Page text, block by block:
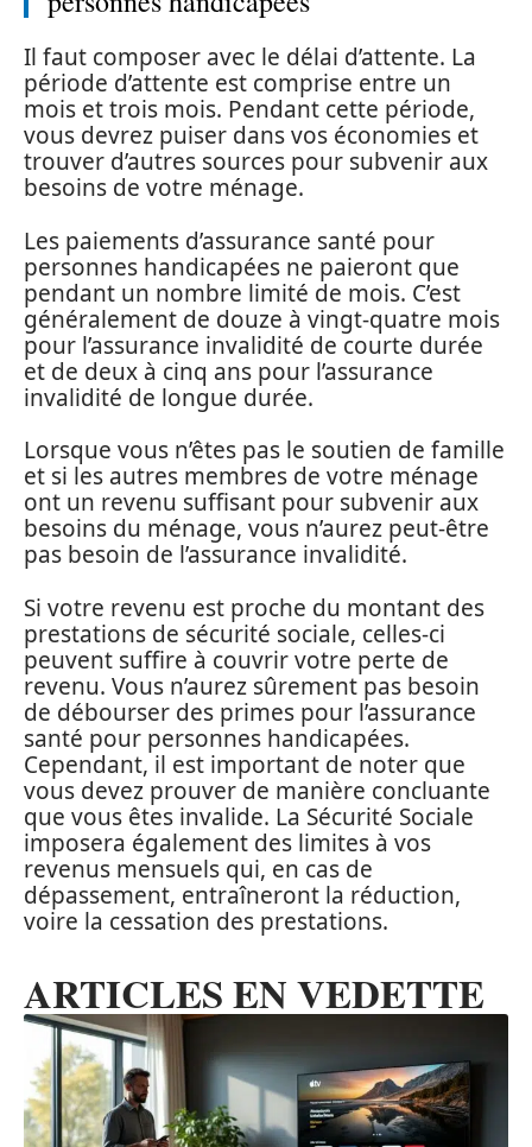
Il faut composer avec le délai d’attente. La
période d’attente est comprise entre un
mois et trois mois. Pendant cette période,
vous devrez puiser dans vos économies et
trouver d’autres sources pour subvenir aux
besoins de votre ménage.
Les paiements d’assurance santé pour
personnes handicapées ne paieront que
pendant un nombre limité de mois. C’est
généralement de douze à vingt-quatre mois
pour l’assurance invalidité de courte durée
et de deux à cinq ans pour l’assurance
invalidité de longue durée.
Lorsque vous n’êtes pas le soutien de famille
et si les autres membres de votre ménage
ont un revenu suffisant pour subvenir aux
besoins du ménage, vous n’aurez peut-être
pas besoin de l’assurance invalidité.
Si votre revenu est proche du montant des
prestations de sécurité sociale, celles-ci
peuvent suffire à couvrir votre perte de
revenu. Vous n’aurez sûrement pas besoin
de débourser des primes pour l’assurance
santé pour personnes handicapées.
Cependant, il est important de noter que
vous devez prouver de manière concluante
que vous êtes invalide. La Sécurité Sociale
imposera également des limites à vos
revenus mensuels qui, en cas de
dépassement, entraîneront la réduction,
voire la cessation des prestations.
ARTICLES EN VEDETTE